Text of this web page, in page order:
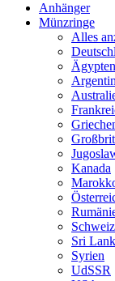
Anhänger
Münzringe
Alles
Ägypten
Kanada
Schweiz
Sri
Syrien
UdSSR